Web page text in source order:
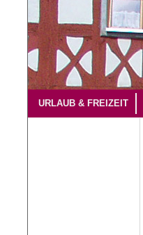
URLAUB & FREIZEIT